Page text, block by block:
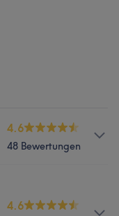
4.6
48 Bewertungen
4.6